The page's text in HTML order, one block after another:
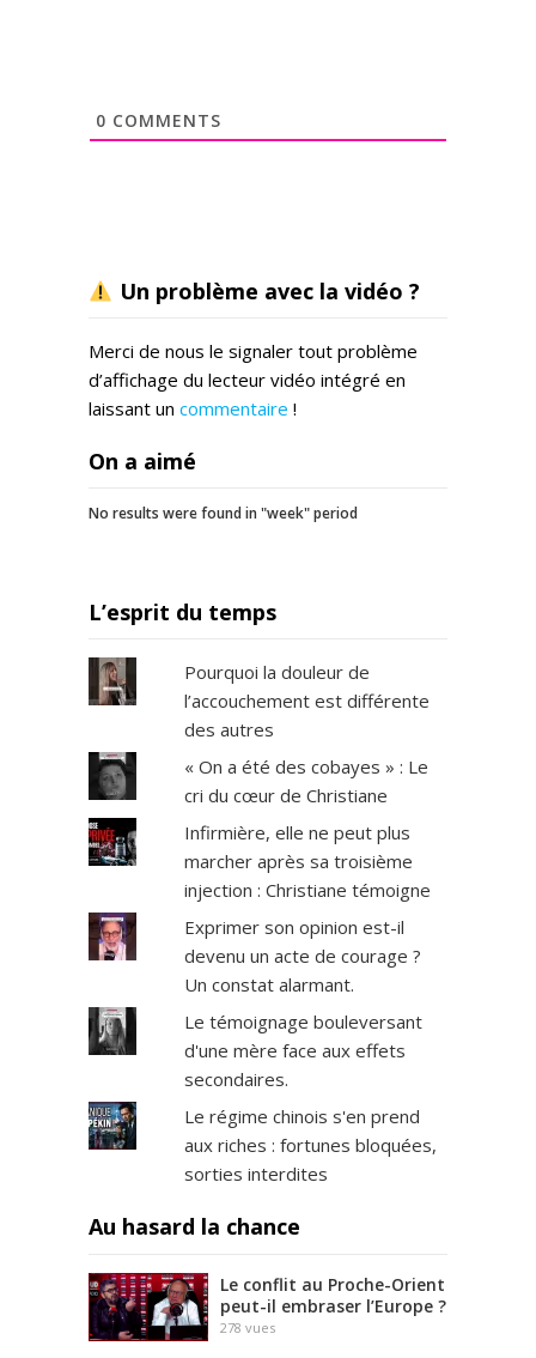
0 COMMENTS
Un problème avec la vidéo ?
Merci de nous le signaler tout problème
d’affichage du lecteur vidéo intégré en
laissant un commentaire !
On a aimé
No results were found in "week" period
L’esprit du temps
Pourquoi la douleur de
l’accouchement est différente
des autres
« On a été des cobayes » : Le
cri du cœur de Christiane
Infirmière, elle ne peut plus
marcher après sa troisième
injection : Christiane témoigne
Exprimer son opinion est-il
devenu un acte de courage ?
Un constat alarmant.
Le témoignage bouleversant
d'une mère face aux effets
secondaires.
Le régime chinois s'en prend
aux riches : fortunes bloquées,
sorties interdites
Au hasard la chance
Le conflit au Proche-Orient
peut-il embraser l’Europe ?
278 vues